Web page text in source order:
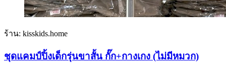
ร้าน: kisskids.home
ชุดแคมป์ปิ้งเด็กรุ่นขาสั้น กั๊ก+กางเกง (ไม่มีหมวก)